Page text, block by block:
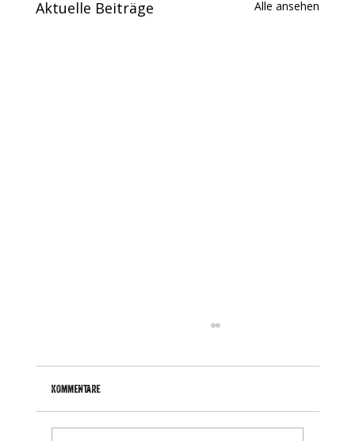
Aktuelle Beiträge Alle ansehen
Kommentare